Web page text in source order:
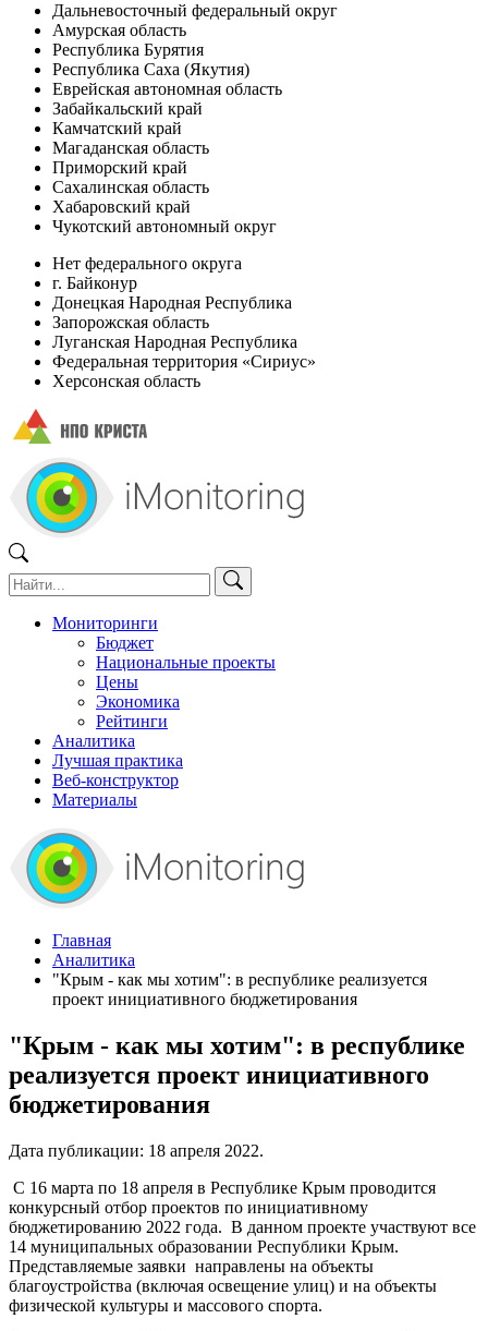
Дальневосточный федеральный округ
Амурская область
Республика Бурятия
Республика Саха (Якутия)
Еврейская автономная область
Забайкальский край
Камчатский край
Магаданская область
Приморский край
Сахалинская область
Хабаровский край
Чукотский автономный округ
Нет федерального округа
г. Байконур
Донецкая Народная Республика
Запорожская область
Луганская Народная Республика
Федеральная территория «Сириус»
Херсонская область
Мониторинги
Бюджет
Национальные проекты
Цены
Экономика
Рейтинги
Аналитика
Лучшая практика
Веб-конструктор
Материалы
Главная
Аналитика
"Крым - как мы хотим": в республике реализуется
проект инициативного бюджетирования
"Крым - как мы хотим": в республике
реализуется проект инициативного
бюджетирования
Дата публикации: 18 апреля 2022.
С 16 марта по 18 апреля в Республике Крым проводится
конкурсный отбор проектов по инициативному
бюджетированию 2022 года. В данном проекте участвуют все
14 муниципальных образовании Республики Крым.
Представляемые заявки направлены на объекты
благоустройства (включая освещение улиц) и на объекты
физической культуры и массового спорта.